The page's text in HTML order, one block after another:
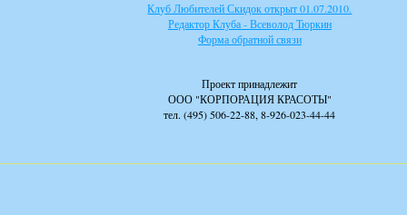
Клуб Любителей Скидок открыт 01.07.2010.
Редактор Клуба - Всеволод Тюркин
Форма обратной связи
Проект принадлежит
ООО "КОРПОРАЦИЯ КРАСОТЫ"
тел. (495) 506-22-88, 8-926-023-44-44